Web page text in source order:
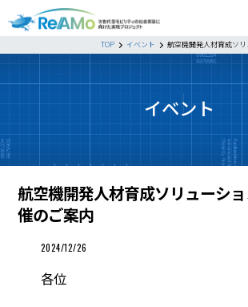
TOP イベント 航空機開発人材育成ソ
イベント
航空機開発人材育成ソリューシ
催のご案内
2024/12/26
各位